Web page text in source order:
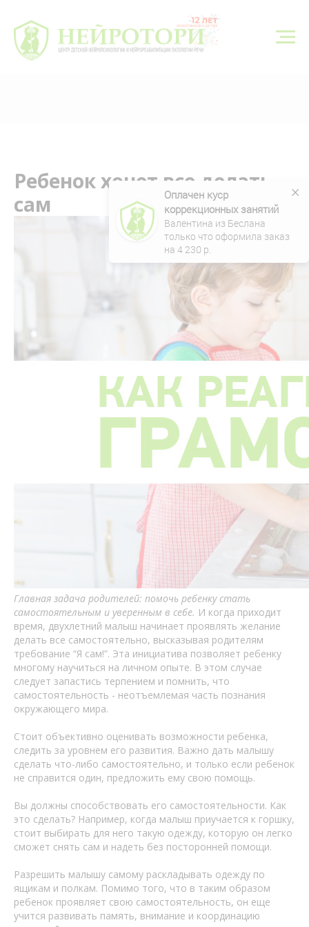
8 (3452) 550-548
neyrotori@gmail.com
Записаться
Ребенок хочет все делать
сам
Главная задача родителей: помочь ребенку стать
самостоятельным и уверенным в себе. И когда приходит
время, двухлетний малыш начинает проявлять желание
делать все самостоятельно, высказывая родителям
требование “Я сам!”. Эта инициатива позволяет ребенку
многому научиться на личном опыте. В этом случае
следует запастись терпением и помнить, что
самостоятельность - неотъемлемая часть познания
окружающего мира.
Стоит объективно оценивать возможности ребенка,
следить за уровнем его развития. Важно дать малышу
сделать что-либо самостоятельно, и только если ребенок
не справится один, предложить ему свою помощь.
Вы должны способствовать его самостоятельности. Как
это сделать? Например, когда малыш приучается к горшку,
стоит выбирать для него такую одежду, которую он легко
сможет снять сам и надеть без посторонней помощи.
Разрешить малышу самому раскладывать одежду по
ящикам и полкам. Помимо того, что в таким образом
ребенок проявляет свою самостоятельность, он еще
учится развивать память, внимание и координацию
Оплачен куср
коррекционных занятий
Валентина из Беслана
только что оформила заказ
на 4 230 р.
×